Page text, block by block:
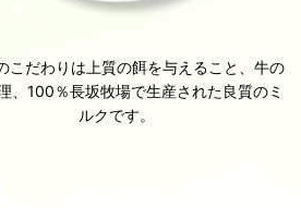
こだわりは上質の餌を与えること、牛の
、100％長坂牧場で生産された良質のミ
ルクです。